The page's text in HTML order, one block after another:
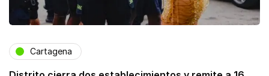
Cartagena